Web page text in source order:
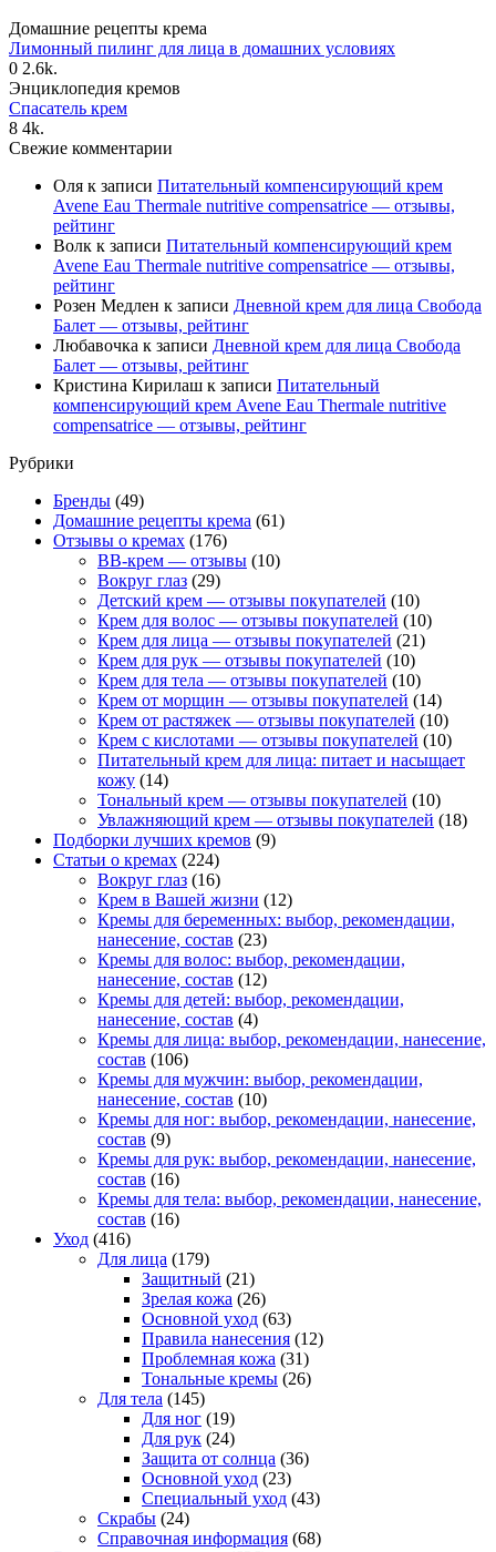
Домашние рецепты крема
Лимонный пилинг для лица в домашних условиях
0 2.6k.
Энциклопедия кремов
Спасатель крем
8 4k.
Свежие комментарии
Оля к записи Питательный компенсирующий крем
Avene Eau Thermale nutritive compensatrice — отзывы,
рейтинг
Волк к записи Питательный компенсирующий крем
Avene Eau Thermale nutritive compensatrice — отзывы,
рейтинг
Розен Медлен к записи Дневной крем для лица Свобода
Балет — отзывы, рейтинг
Любавочка к записи Дневной крем для лица Свобода
Балет — отзывы, рейтинг
Кристина Кирилаш к записи Питательный
компенсирующий крем Avene Eau Thermale nutritive
compensatrice — отзывы, рейтинг
Рубрики
Бренды (49)
Домашние рецепты крема (61)
Отзывы о кремах (176)
BB-крем — отзывы (10)
Вокруг глаз (29)
Детский крем — отзывы покупателей (10)
Крем для волос — отзывы покупателей (10)
Крем для лица — отзывы покупателей (21)
Крем для рук — отзывы покупателей (10)
Крем для тела — отзывы покупателей (10)
Крем от морщин — отзывы покупателей (14)
Крем от растяжек — отзывы покупателей (10)
Крем с кислотами — отзывы покупателей (10)
Питательный крем для лица: питает и насыщает
кожу (14)
Тональный крем — отзывы покупателей (10)
Увлажняющий крем — отзывы покупателей (18)
Подборки лучших кремов (9)
Статьи о кремах (224)
Вокруг глаз (16)
Крем в Вашей жизни (12)
Кремы для беременных: выбор, рекомендации,
нанесение, состав (23)
Кремы для волос: выбор, рекомендации,
нанесение, состав (12)
Кремы для детей: выбор, рекомендации,
нанесение, состав (4)
Кремы для лица: выбор, рекомендации, нанесение,
состав (106)
Кремы для мужчин: выбор, рекомендации,
нанесение, состав (10)
Кремы для ног: выбор, рекомендации, нанесение,
состав (9)
Кремы для рук: выбор, рекомендации, нанесение,
состав (16)
Кремы для тела: выбор, рекомендации, нанесение,
состав (16)
Уход (416)
Для лица (179)
Защитный (21)
Зрелая кожа (26)
Основной уход (63)
Правила нанесения (12)
Проблемная кожа (31)
Тональные кремы (26)
Для тела (145)
Для ног (19)
Для рук (24)
Защита от солнца (36)
Основной уход (23)
Специальный уход (43)
Скрабы (24)
Справочная информация (68)